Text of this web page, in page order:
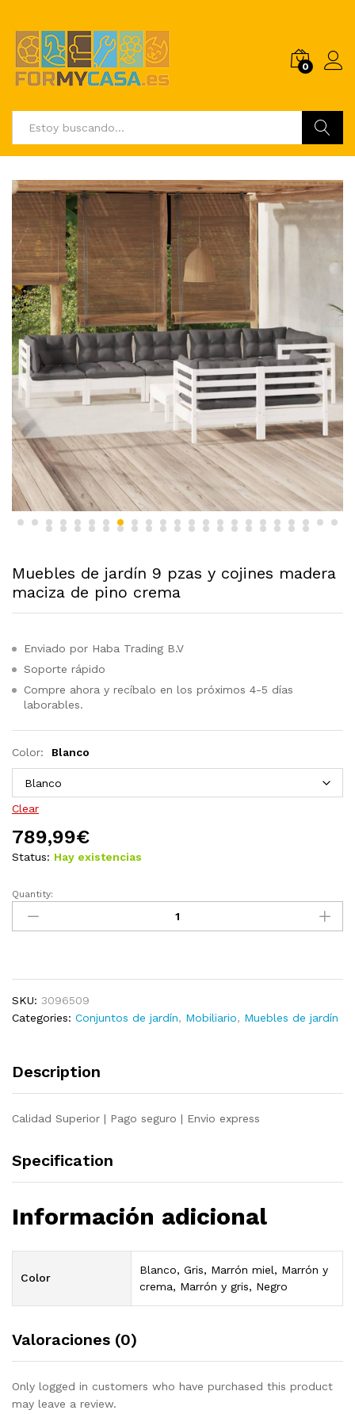
0
Muebles de jardín 9 pzas y cojines madera
maciza de pino crema
Enviado por Haba Trading B.V
Soporte rápido
Compre ahora y recíbalo en los próximos 4-5 días
laborables.
Color: Blanco
Clear
789,99€
Status: Hay existencias
Muebles
jardín
cojines
madera
pino
Quantity:
SKU: 3096509
Categories: Conjuntos de jardín, Mobiliario, Muebles de jardín
Description
Calidad Superior | Pago seguro | Envio express
Specification
Información adicional
Color
Blanco, Gris, Marrón miel, Marrón y
crema, Marrón y gris, Negro
Valoraciones (0)
Only logged in customers who have purchased this product
may leave a review.